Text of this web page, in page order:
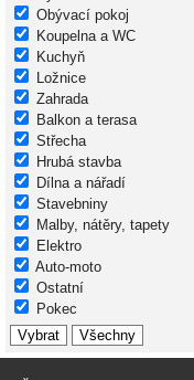
Obývací pokoj
Koupelna a WC
Kuchyň
Ložnice
Zahrada
Balkon a terasa
Střecha
Hrubá stavba
Dílna a nářadí
Stavebniny
Malby, nátěry, tapety
Elektro
Auto-moto
Ostatní
Pokec